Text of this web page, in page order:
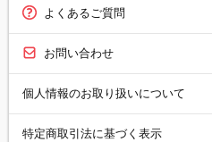
よくあるご質問
お問い合わせ
個人情報のお取り扱いについて
特定商取引法に基づく表示